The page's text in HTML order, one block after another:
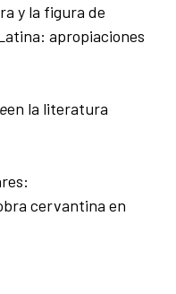
y la figura de
apropiaciones
en la literatura
cervantina en